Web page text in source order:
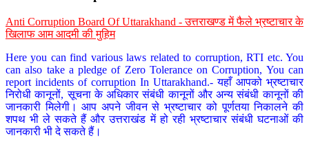
Anti Corruption Board Of Uttarakhand - उत्तराखण्ड में फैले भ्रष्टाचार के
खिलाफ आम आदमी की मुहिम
Here you can find various laws related to corruption, RTI etc. You
can also take a pledge of Zero Tolerance on Corruption, You can
report incidents of corruption In Uttarakhand.- यहाँ आपको भ्रष्टाचार
निरोधी कानूनों, सूचना के अधिकार संबंधी कानूनों और अन्य संबंधी कानूनों की
जानकारी मिलेगी। आप अपने जीवन से भ्रष्टाचार को पूर्णतया निकालने की
शपथ भी ले सकते हैं और उत्तराखंड में हो रही भ्रष्टाचार संबंधी घटनाओं की
जानकारी भी दे सकते हैं।